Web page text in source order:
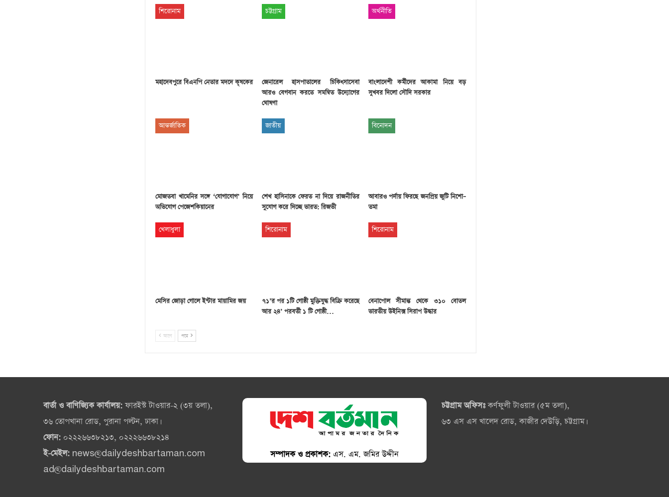
শিরোনাম
মহাদেবপুরে বিএনপি নেতার মদদে কৃষকের
চট্টগ্রাম
জেনারেল হাসপাতালের চিকিৎসাসেবা
আরও বেগবান করতে সমন্বিত উদ্যোগের
ঘোষণা
অর্থনীতি
বাংলাদেশী কর্মীদের আকামা নিয়ে বড়
সুখবর দিলো সৌদি সরকার
আন্তর্জাতিক
মোজতবা খামেনির সঙ্গে ‘যোগাযোগ’ নিয়ে
অভিযোগ পেজেশকিয়ানের
জাতীয়
শেখ হাসিনাকে ফেরত না দিয়ে রাজনীতির
সুযোগ করে দিচ্ছে ভারত: রিজভী
বিনোদন
আবারও পর্দায় ফিরছে জনপ্রিয় জুটি নিশো–
তমা
খেলাধুলা
মেসির জোড়া গোলে ইন্টার মায়ামির জয়
শিরোনাম
৭১’র পর ১টি গোষ্ঠী মুক্তিযুদ্ধ বিক্রি করেছে
আর ২৪’ পরবর্তী ১ টি গোষ্ঠী…
শিরোনাম
বেনাপোল সীমান্ত থেকে ৩১০ বোতল
ভারতীয় উইনিক্স সিরাপ উদ্ধার
আগে পরে
বার্তা ও বাণিজ্যিক কার্যালয়:ফারইস্ট টাওয়ার-২ (৩য় তলা),
৩৬ তোপখানা রোড, পুরানা পল্টন, ঢাকা।
ফোন: ০২২২৬৬৩৮২১৩, ০২২২৬৬৩৮২১৪
ই-মেইল: news@dailydeshbartaman.com
ad@dailydeshbartaman.com
সম্পাদক ও প্রকাশক: এস. এম. জমির উদ্দীন
চট্টগ্রাম অফিসঃকর্ণফুলী টাওয়ার (৫ম তলা),
৬৩ এস এস খালেদ রোড, কাজীর দেউড়ি, চট্টগ্রাম।